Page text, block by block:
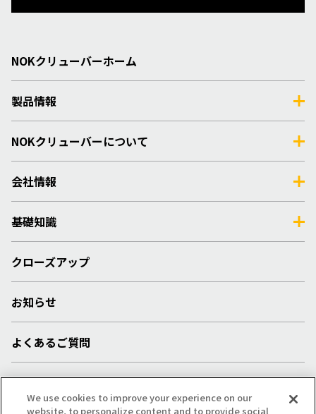
NOKクリューバーホーム
製品情報
NOKクリューバーについて
会社情報
基礎知識
クローズアップ
お知らせ
よくあるご質問
採用情報
We use cookies to improve your experience on our
website, to personalize content and to provide social